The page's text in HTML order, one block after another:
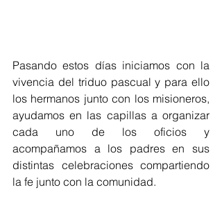
Pasando estos días iniciamos con la
vivencia del triduo pascual y para ello
los hermanos junto con los misioneros,
ayudamos en las capillas a organizar
cada uno de los oficios y
acompañamos a los padres en sus
distintas celebraciones compartiendo
la fe junto con la comunidad.